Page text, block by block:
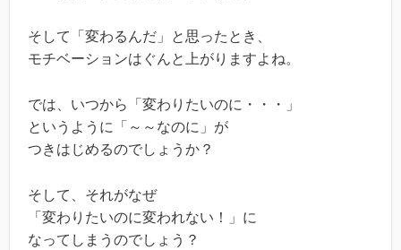
そして「変わるんだ」と思ったとき、
モチベーションはぐんと上がりますよね。
では、いつから「変わりたいのに・・・」
というように「～～なのに」が
つきはじめるのでしょうか？
そして、それがなぜ
「変わりたいのに変われない！」に
なってしまうのでしょう？